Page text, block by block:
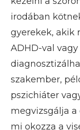
irodában
gyerekek, akik
ADHD-val vagy
szakember,
pszichiáter
megvizsgálja
mi okozza a